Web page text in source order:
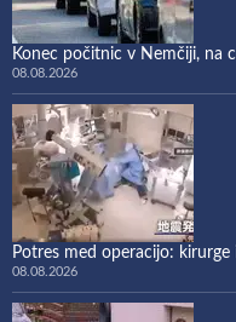
Konec počitnic v Nemčiji, na
08.08.2026
Potres med operacijo:
08.08.2026